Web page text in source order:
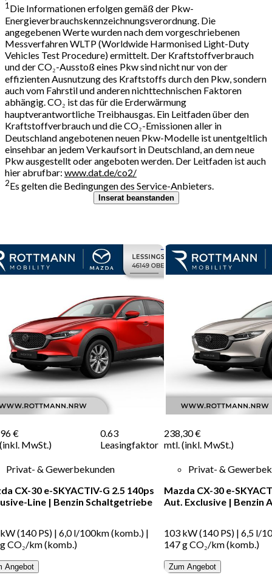
1Die Informationen erfolgen gemäß der Pkw-
Energieverbrauchskennzeichnungsverordnung. Die
angegebenen Werte wurden nach dem vorgeschriebenen
Messverfahren WLTP (Worldwide Harmonised Light-Duty
Vehicles Test Procedure) ermittelt. Der Kraftstoffverbrauch
und der CO₂-Ausstoß eines Pkw sind nicht nur von der
effizienten Ausnutzung des Kraftstoffs durch den Pkw, sondern
auch vom Fahrstil und anderen nichttechnischen Faktoren
abhängig. CO₂ ist das für die Erderwärmung
hauptverantwortliche Treibhausgas. Ein Leitfaden über den
Kraftstoffverbrauch und die CO₂-Emissionen aller in
Deutschland angebotenen neuen Pkw-Modelle ist unentgeltlich
einsehbar an jedem Verkaufsort in Deutschland, an dem neue
Pkw ausgestellt oder angeboten werden. Der Leitfaden ist auch
hier abrufbar: www.dat.de/co2/
2Es gelten die Bedingungen des Service-Anbieters.
Inserat beanstanden
€
MwSt.)
0.63
Leasingfaktor
Privat- & Gewerbekunden
CX-30 e-SKYACTIV-G 2.5 140ps
Line | Benzin Schaltgetriebe
(140 PS) | 6,0 l/100km (komb.) |
CO₂/km (komb.)
Angebot
238,30 €
mtl. (inkl. MwSt.)
Privat- &
Mazda CX-30 e-
Aut. Exclusive | Benzin
103 kW (140 PS) | 6,5 l/
147 g CO₂/km (komb.)
Zum Angebot